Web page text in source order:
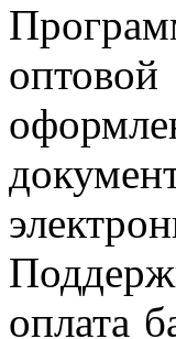
оплата